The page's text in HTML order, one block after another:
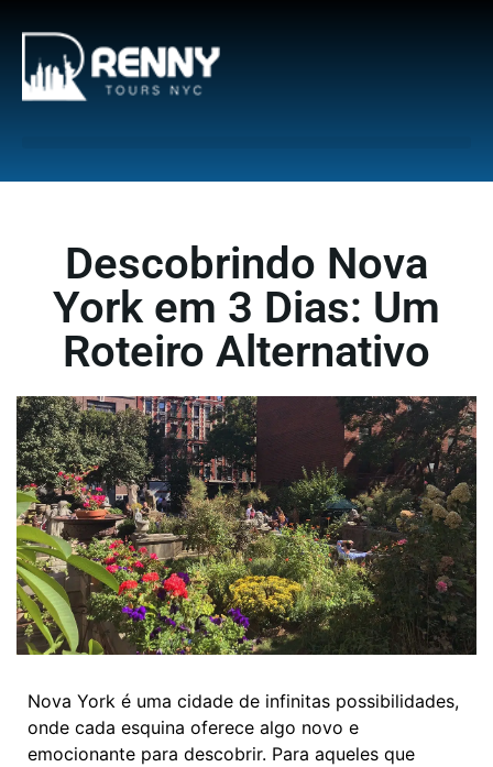
Descobrindo Nova
York em 3 Dias: Um
Roteiro Alternativo
Nova York é uma cidade de infinitas possibilidades,
onde cada esquina oferece algo novo e
emocionante para descobrir. Para aqueles que